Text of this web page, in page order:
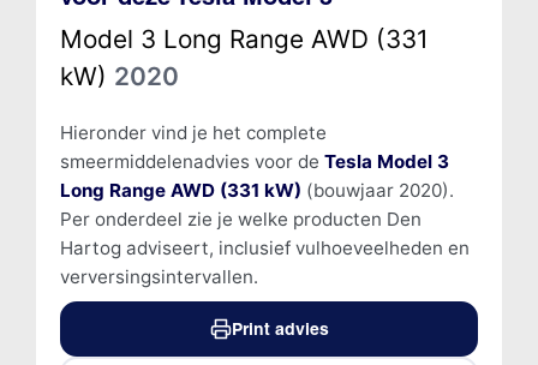
Model 3 Long Range AWD (331
kW) 2020
Hieronder vind je het complete
smeermiddelenadvies voor de Tesla Model 3
Long Range AWD (331 kW) (bouwjaar 2020).
Per onderdeel zie je welke producten Den
Hartog adviseert, inclusief vulhoeveelheden en
verversingsintervallen.
Print advies